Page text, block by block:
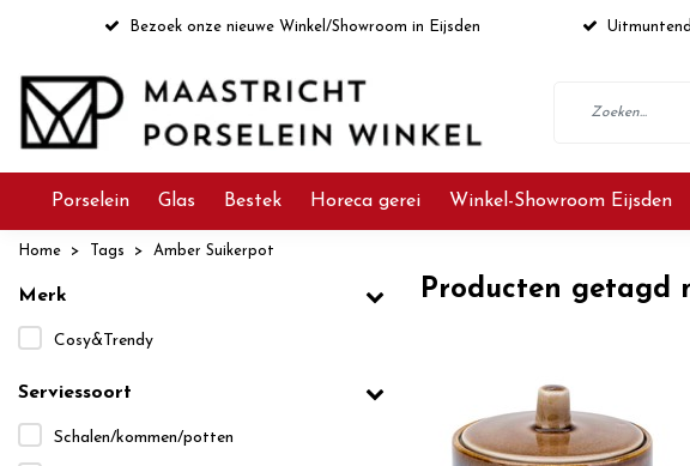
Bezoek onze nieuwe Winkel/Showroom in Eijsden
Porselein Glas Bestek Horeca gerei Winkel-Showroom Eijsden
Home Tags Amber Suikerpot
Merk
Cosy&Trendy
Serviessoort
Schalen/kommen/potten
Producten getagd